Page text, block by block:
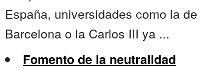
España, universidades como la de
Barcelona o la Carlos III ya ...
Fomento de la neutralidad